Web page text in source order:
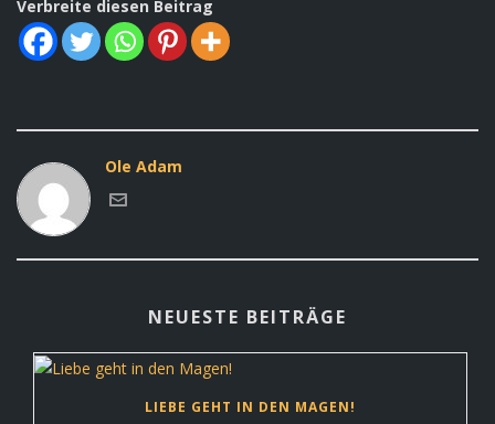
Verbreite diesen Beitrag
Ole Adam
NEUESTE BEITRÄGE
LIEBE GEHT IN DEN MAGEN!